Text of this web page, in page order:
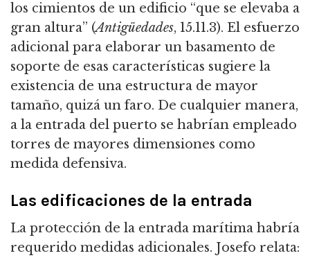
los cimientos de un edificio “que se elevaba a
gran altura” (Antigüedades, 15.11.3). El esfuerzo
adicional para elaborar un basamento de
soporte de esas características sugiere la
existencia de una estructura de mayor
tamaño, quizá un faro. De cualquier manera,
a la entrada del puerto se habrían empleado
torres de mayores dimensiones como
medida defensiva.
Las edificaciones de la entrada
La protección de la entrada marítima habría
requerido medidas adicionales. Josefo relata: